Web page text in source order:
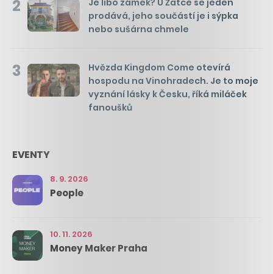
2
Je libo zámek? U Žatce se jeden
prodává, jeho součástí je i sýpka
nebo sušárna chmele
3
Hvězda Kingdom Come otevírá
hospodu na Vinohradech. Je to moje
vyznání lásky k Česku, říká miláček
fanoušků
EVENTY
8. 9. 2026
People
10. 11. 2026
Money Maker Praha